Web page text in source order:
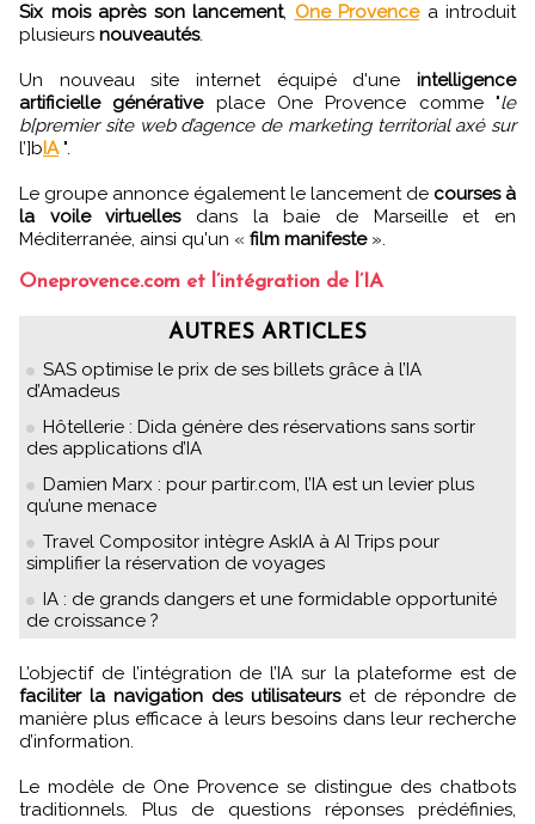
Six mois après son lancement, One Provencea introduit
plusieurs nouveautés.
Un nouveau site internet équipé d'une intelligence
artificielle générativeplace One Provence comme "le
b[premier site web d’agence de marketing territorial axé sur
l’]bIA".
Le groupe annonce également le lancement de courses à
la voile virtuellesdans la baie de Marseille et en
Méditerranée, ainsi qu'un « film manifeste».
Oneprovence.com et l’intégration de l’IA
AUTRES ARTICLES
SAS optimise le prix de ses billets grâce à l’IA
d’Amadeus
Hôtellerie : Dida génère des réservations sans sortir
des applications d’IA
Damien Marx : pour partir.com, l’IA est un levier plus
qu’une menace
Travel Compositor intègre AskIA à AI Trips pour
simplifier la réservation de voyages
IA : de grands dangers et une formidable opportunité
de croissance ?
L’objectif de l’intégration de l’IA sur la plateforme est de
faciliter la navigation des utilisateurset de répondre de
manière plus efficace à leurs besoins dans leur recherche
d’information.
Le modèle de One Provence se distingue des chatbots
traditionnels. Plus de questions réponses prédéfinies,